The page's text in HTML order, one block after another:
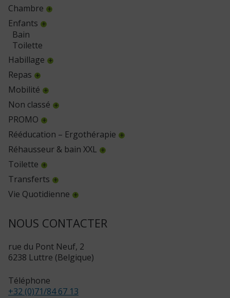
Chambre
Enfants
Bain
Toilette
Habillage
Repas
Mobilité
Non classé
PROMO
Rééducation – Ergothérapie
Réhausseur & bain XXL
Toilette
Transferts
Vie Quotidienne
NOUS CONTACTER
rue du Pont Neuf, 2
6238 Luttre (Belgique)
Téléphone
+32 (0)71/84 67 13